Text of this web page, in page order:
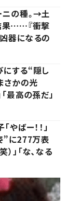
ニの種。→土
果……『衝撃
器になるの
する“隠し
さかの光
最高の孫だ」
やばー！！」
”に277万表
」「な、なる